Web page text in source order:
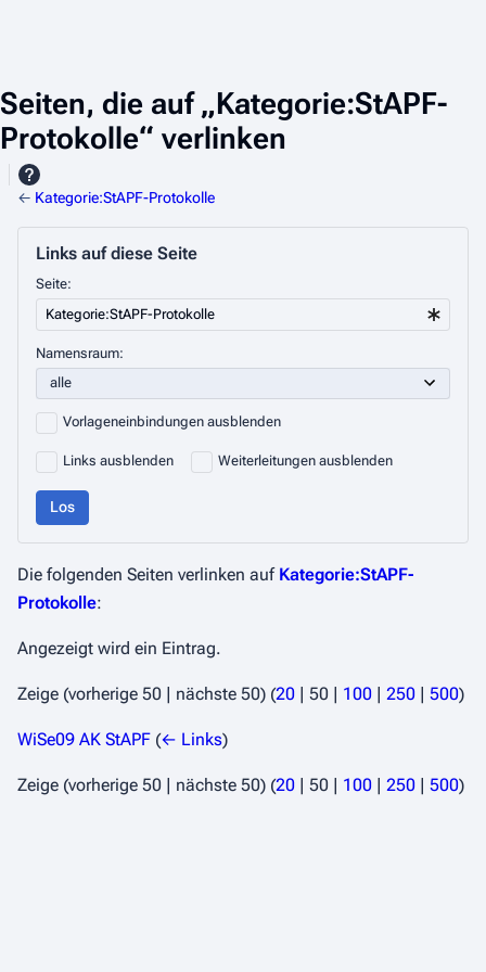
Seiten, die auf „Kategorie:StAPF-
Protokolle“ verlinken
← Kategorie:StAPF-Protokolle
Links auf diese Seite
Seite:
Namensraum:
Vorlageneinbindungen ausblenden
Links ausblenden Weiterleitungen ausblenden
Los
Die folgenden Seiten verlinken auf Kategorie:StAPF-
Protokolle:
Angezeigt wird ein Eintrag.
Zeige (vorherige 50 nächste 50) (20 50 100 250 500)
WiSe09 AK StAPF (← Links)
Zeige (vorherige 50 nächste 50) (20 50 100 250 500)